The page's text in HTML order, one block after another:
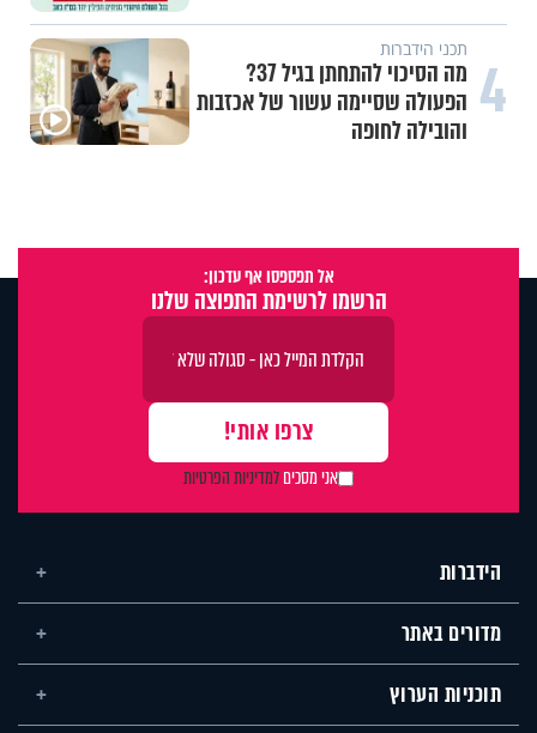
4 תכני ערוץ הידברות
חלום אדיר: חלמתי על בית המקדש
אל תפספסו אף עדכון:
הרשמו לרשימת התפוצה שלנו
אני מסכיםלמדיניות הפרטיות
הידברות
מדורים באתר
תוכניות הערוץ